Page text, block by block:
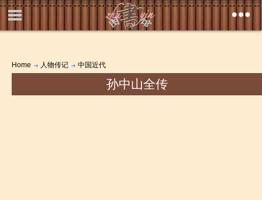
Home 人物传记 中国近代
孙中山全传